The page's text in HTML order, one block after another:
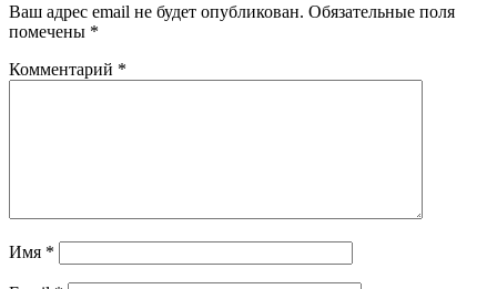
Ваш адрес email не будет опубликован. Обязательные поля
помечены *
Комментарий *
Имя *